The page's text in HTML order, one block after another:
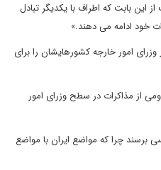
بابت که اطراف با یکدیگر تبادل
خود ادامه می دهند.»
امور خارجه کشورهایشان را برای
از مذاکرات در سطح وزرای امور
برسند چرا که مواضع ایران با مواضع